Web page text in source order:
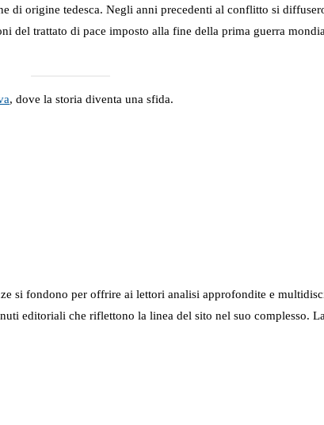
di origine tedesca. Negli anni precedenti al conflitto si
del trattato di pace imposto alla fine della prima guerra
, dove la storia diventa una sfida.
fondono per offrire ai lettori analisi approfondite e
editoriali che riflettono la linea del sito nel suo complesso.